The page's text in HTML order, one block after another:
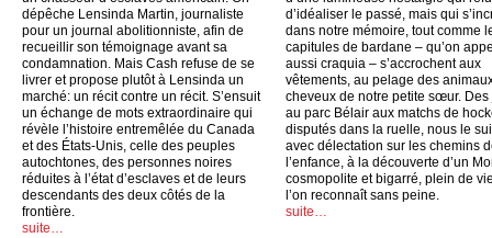
dépêche Lensinda Martin, journaliste
pour un journal abolitionniste, afin de
recueillir son témoignage avant sa
condamnation. Mais Cash refuse de se
livrer et propose plutôt à Lensinda un
marché: un récit contre un récit. S’ensuit
un échange de mots extraordinaire qui
révèle l’histoire entremêlée du Canada
et des États-Unis, celle des peuples
autochtones, des personnes noires
réduites à l’état d’esclaves et de leurs
descendants des deux côtés de la
frontière.
suite…
d’idéaliser le passé, mais qui
dans notre mémoire, tout comme
capitules de bardane – qu’on
aussi craquia – s’accrochent aux
vêtements, au pelage des
cheveux de notre petite sœur. Des
au parc Bélair aux matchs de
disputés dans la ruelle, nous le
avec délectation sur les chemins
l’enfance, à la découverte d’un
cosmopolite et bigarré, plein de
l’on reconnaît sans peine.
suite…